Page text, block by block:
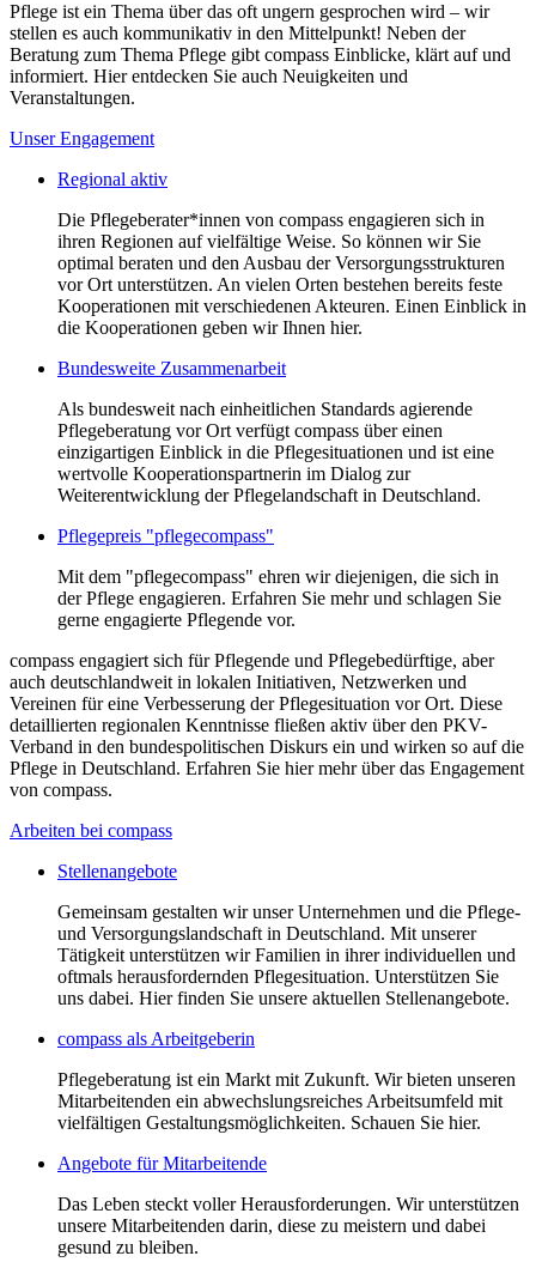
Pflege ist ein Thema über das oft ungern gesprochen wird – wir
stellen es auch kommunikativ in den Mittelpunkt! Neben der
Beratung zum Thema Pflege gibt compass Einblicke, klärt auf und
informiert. Hier entdecken Sie auch Neuigkeiten und
Veranstaltungen.
Unser Engagement
Regional aktiv
Die Pflegeberater*innen von compass engagieren sich in
ihren Regionen auf vielfältige Weise. So können wir Sie
optimal beraten und den Ausbau der Versorgungsstrukturen
vor Ort unterstützen. An vielen Orten bestehen bereits feste
Kooperationen mit verschiedenen Akteuren. Einen Einblick in
die Kooperationen geben wir Ihnen hier.
Bundesweite Zusammenarbeit
Als bundesweit nach einheitlichen Standards agierende
Pflegeberatung vor Ort verfügt compass über einen
einzigartigen Einblick in die Pflegesituationen und ist eine
wertvolle Kooperationspartnerin im Dialog zur
Weiterentwicklung der Pflegelandschaft in Deutschland.
Pflegepreis "pflegecompass"
Mit dem "pflegecompass" ehren wir diejenigen, die sich in
der Pflege engagieren. Erfahren Sie mehr und schlagen Sie
gerne engagierte Pflegende vor.
compass engagiert sich für Pflegende und Pflegebedürftige, aber
auch deutschlandweit in lokalen Initiativen, Netzwerken und
Vereinen für eine Verbesserung der Pflegesituation vor Ort. Diese
detaillierten regionalen Kenntnisse fließen aktiv über den PKV-
Verband in den bundespolitischen Diskurs ein und wirken so auf die
Pflege in Deutschland. Erfahren Sie hier mehr über das Engagement
von compass.
Arbeiten bei compass
Stellenangebote
Gemeinsam gestalten wir unser Unternehmen und die Pflege-
und Versorgungslandschaft in Deutschland. Mit unserer
Tätigkeit unterstützen wir Familien in ihrer individuellen und
oftmals herausfordernden Pflegesituation. Unterstützen Sie
uns dabei. Hier finden Sie unsere aktuellen Stellenangebote.
compass als Arbeitgeberin
Pflegeberatung ist ein Markt mit Zukunft. Wir bieten unseren
Mitarbeitenden ein abwechslungsreiches Arbeitsumfeld mit
vielfältigen Gestaltungsmöglichkeiten. Schauen Sie hier.
Angebote für Mitarbeitende
Das Leben steckt voller Herausforderungen. Wir unterstützen
unsere Mitarbeitenden darin, diese zu meistern und dabei
gesund zu bleiben.